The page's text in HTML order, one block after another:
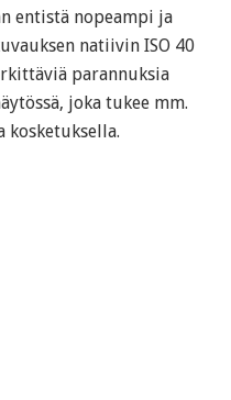
entistä nopeampi ja
natiivin ISO 40
parannuksia
joka tukee mm.
kosketuksella.